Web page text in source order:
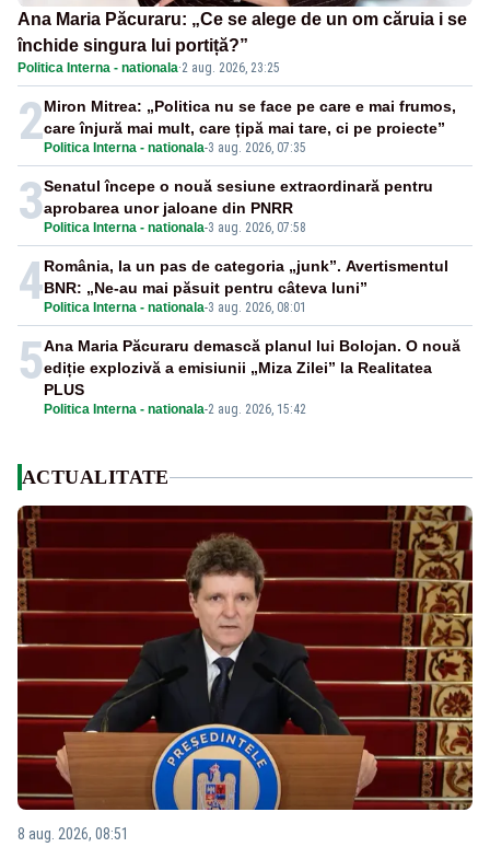
Ana Maria Păcuraru: „Ce se alege de un om căruia i se
închide singura lui portiță?”
Politica Interna - nationala·2 aug. 2026, 23:25
2 Politica Interna - nationala-3 aug. 2026, 07:35
Miron Mitrea: „Politica nu se face pe care e mai frumos,
care înjură mai mult, care țipă mai tare, ci pe proiecte”
3 Politica Interna - nationala-3 aug. 2026, 07:58
Senatul începe o nouă sesiune extraordinară pentru
aprobarea unor jaloane din PNRR
4 Politica Interna - nationala-3 aug. 2026, 08:01
România, la un pas de categoria „junk”. Avertismentul
BNR: „Ne-au mai păsuit pentru câteva luni”
5
Politica Interna - nationala-2 aug. 2026, 15:42
Ana Maria Păcuraru demască planul lui Bolojan. O nouă
ediție explozivă a emisiunii „Miza Zilei” la Realitatea
PLUS
ACTUALITATE
8 aug. 2026, 08:51